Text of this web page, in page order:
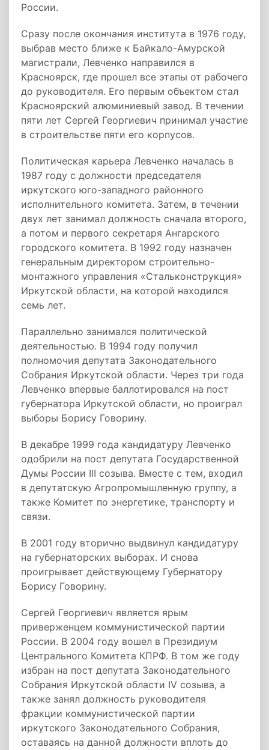
России.
Сразу после окончания института в 1976 году,
выбрав место ближе к Байкало-Амурской
магистрали, Левченко направился в
Красноярск, где прошел все этапы от рабочего
до руководителя. Его первым объектом стал
Красноярский алюминиевый завод. В течении
пяти лет Сергей Георгиевич принимал участие
в строительстве пяти его корпусов.
Политическая карьера Левченко началась в
1987 году с должности председателя
иркутского юго-западного районного
исполнительного комитета. Затем, в течении
двух лет занимал должность сначала второго,
а потом и первого секретаря Ангарского
городского комитета. В 1992 году назначен
генеральным директором строительно-
монтажного управления «Стальконструкция»
Иркутской области, на которой находился
семь лет.
Параллельно занимался политической
деятельностью. В 1994 году получил
полномочия депутата Законодательного
Собрания Иркутской области. Через три года
Левченко впервые баллотировался на пост
губернатора Иркутской области, но проиграл
выборы Борису Говорину.
В декабре 1999 года кандидатуру Левченко
одобрили на пост депутата Государственной
Думы России III созыва. Вместе с тем, входил
в депутатскую Агропромышленную группу, а
также Комитет по энергетике, транспорту и
связи.
В 2001 году вторично выдвинул кандидатуру
на губернаторских выборах. И снова
проигрывает действующему Губернатору
Борису Говорину.
Сергей Георгиевич является ярым
приверженцем коммунистической партии
России. В 2004 году вошел в Президиум
Центрального Комитета КПРФ. В том же году
избран на пост депутата Законодательного
Собрания Иркутской области IV созыва, а
также занял должность руководителя
фракции коммунистической партии
иркутского Законодательного Собрания,
оставаясь на данной должности вплоть до